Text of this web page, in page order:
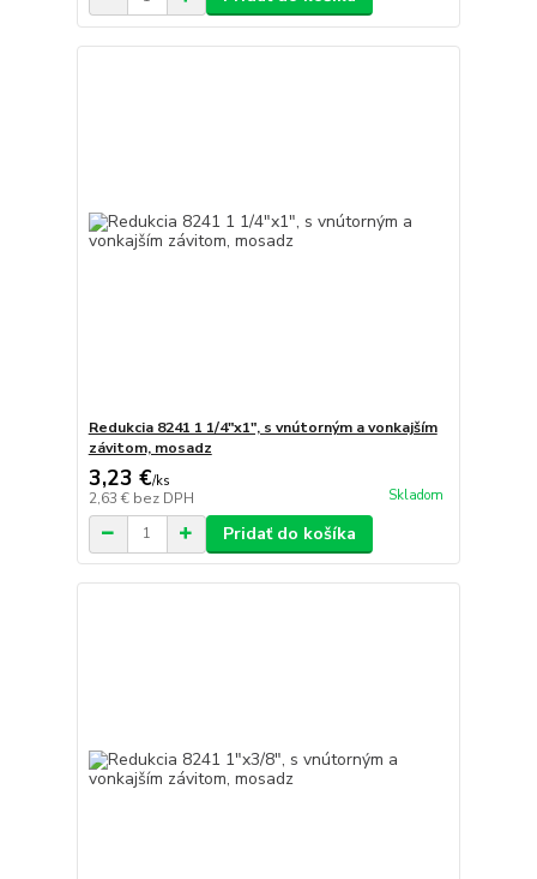
Redukcia 8241 1 1/4"x1", s vnútorným a vonkajším
závitom, mosadz
3,23 €/ks
2,63 € bez DPH Skladom
Pridať do košíka